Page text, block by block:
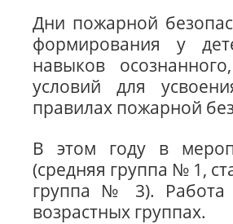
Дни пожарной
формирования у
навыков
условий для
правилах пожарной
В этом году в
(средняя группа № 1,
группа № 3). Работа
возрастных группах.